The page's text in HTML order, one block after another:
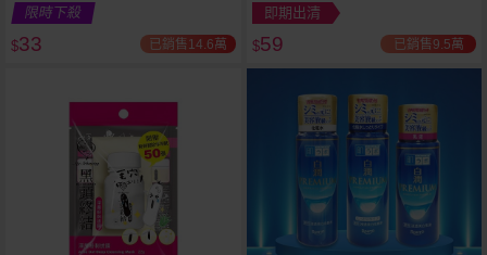
限時下殺
$33 已銷售14.6萬
即期出清
$59 已銷售9.5萬